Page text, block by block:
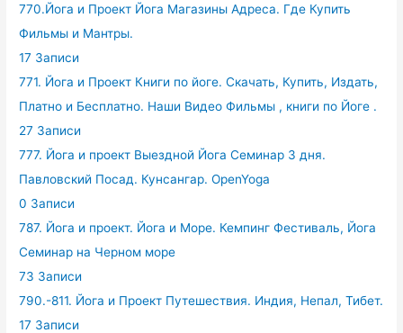
770.Йога и Проект Йога Магазины Адреса. Где Купить
Фильмы и Мантры.
17 Записи
771. Йога и Проект Книги по йоге. Скачать, Купить, Издать,
Платно и Бесплатно. Наши Видео Фильмы , книги по Йоге .
27 Записи
777. Йога и проект Выездной Йога Семинар 3 дня.
Павловский Посад. Кунсангар. OpenYoga
0 Записи
787. Йога и проект. Йога и Море. Кемпинг Фестиваль, Йога
Семинар на Черном море
73 Записи
790.-811. Йога и Проект Путешествия. Индия, Непал, Тибет.
17 Записи